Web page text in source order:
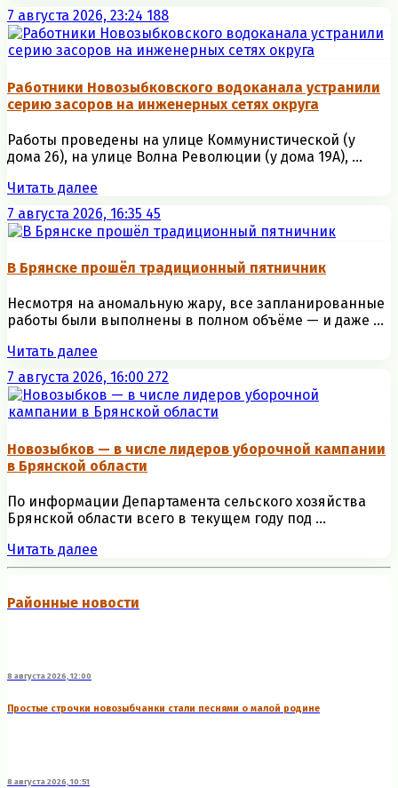
7 августа 2026, 23:24 188
Работники Новозыбковского водоканала устранили
серию засоров на инженерных сетях округа
Работы проведены на улице Коммунистической (у
дома 26), на улице Волна Революции (у дома 19А), ...
Читать далее
7 августа 2026, 16:35 45
В Брянске прошёл традиционный пятничник
Несмотря на аномальную жару, все запланированные
работы были выполнены в полном объёме — и даже ...
Читать далее
7 августа 2026, 16:00 272
Новозыбков — в числе лидеров уборочной кампании
в Брянской области
По информации Департамента сельского хозяйства
Брянской области всего в текущем году под ...
Читать далее
Районные новости
8 августа 2026, 12:00
Простые строчки новозыбчанки стали песнями о малой родине
8 августа 2026, 10:51